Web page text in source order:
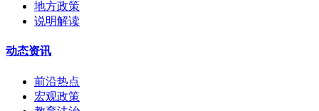
地方政策
说明解读
动态资讯
前沿热点
宏观政策